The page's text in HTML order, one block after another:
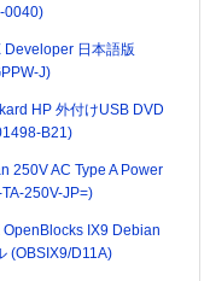
0040)
Developer 日本語版
J)
HP 外付けUSB DVD
B21)
250V AC Type A Power
250V-JP=)
OpenBlocks IX9 Debian
(OBSIX9/D11A)